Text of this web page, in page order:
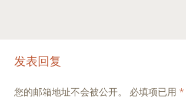
Post
navigation
发表回复
您的邮箱地址不会被公开。 必填项已用 *